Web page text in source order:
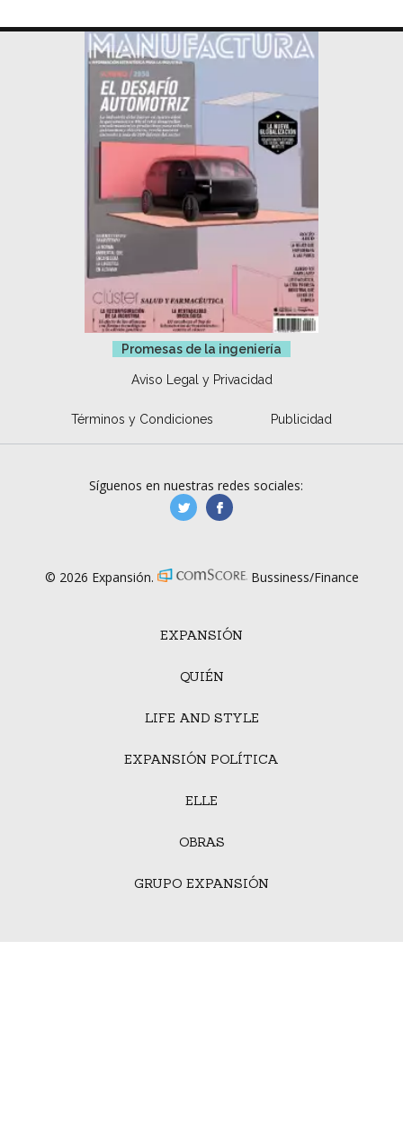
Promesas de la ingeniería
Aviso Legal y Privacidad
Términos y Condiciones Publicidad
EXPANSIÓN
QUIÉN
LIFE AND STYLE
EXPANSIÓN POLÍTICA
ELLE
OBRAS
GRUPO EXPANSIÓN
Síguenos en nuestras redes sociales:
manufacturaGE
© 2026 Expansión. Bussiness/Finance